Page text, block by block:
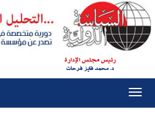
رئيس مجلس الإدارة
د. محمد فايز فرحات